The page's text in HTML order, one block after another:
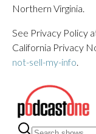
Northern Virginia.
See Privacy Policy
California Privacy
not-sell-my-info.